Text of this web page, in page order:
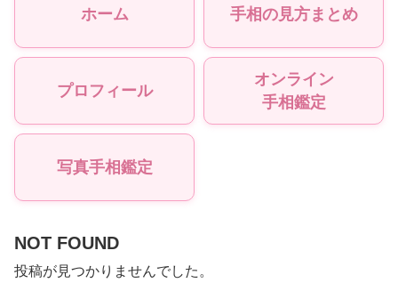
ホーム 手相の見方まとめ
プロフィール
オンライン
手相鑑定
写真手相鑑定
NOT FOUND
投稿が見つかりませんでした。